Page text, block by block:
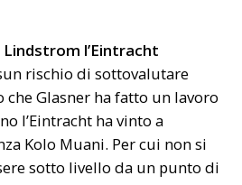
l’Eintracht
rischio di sottovalutare
che Glasner ha fatto un lavoro
l’Eintracht ha vinto a
Kolo Muani. Per cui non si
sotto livello da un punto di